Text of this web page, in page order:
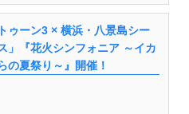
ゥーン3 × 横浜・八景島シー
」『花火シンフォニア ～イカ
の夏祭り～』開催！